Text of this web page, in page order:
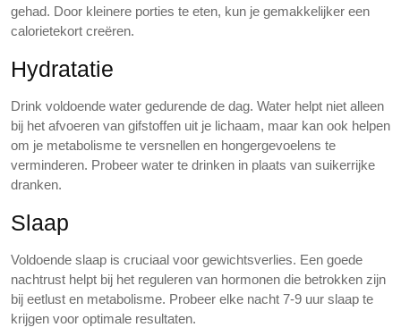
gehad. Door kleinere porties te eten, kun je gemakkelijker een
calorietekort creëren.
Hydratatie
Drink voldoende water gedurende de dag. Water helpt niet alleen
bij het afvoeren van gifstoffen uit je lichaam, maar kan ook helpen
om je metabolisme te versnellen en hongergevoelens te
verminderen. Probeer water te drinken in plaats van suikerrijke
dranken.
Slaap
Voldoende slaap is cruciaal voor gewichtsverlies. Een goede
nachtrust helpt bij het reguleren van hormonen die betrokken zijn
bij eetlust en metabolisme. Probeer elke nacht 7-9 uur slaap te
krijgen voor optimale resultaten.